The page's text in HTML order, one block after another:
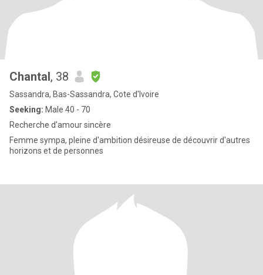
Chantal, 38
Sassandra, Bas-Sassandra, Cote d'Ivoire
Seeking: Male 40 - 70
Recherche d'amour sincère
Femme sympa, pleine d'ambition désireuse de découvrir d'autres
horizons et de personnes